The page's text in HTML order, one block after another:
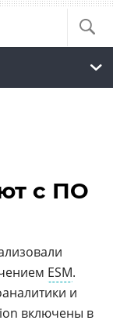
с ПО
ESM.
и
включены в